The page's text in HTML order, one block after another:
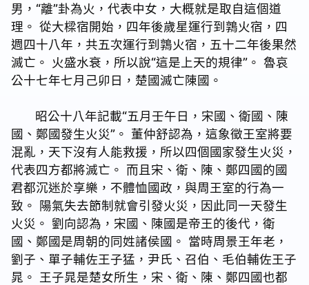
男，“離”卦為火，代表中女，大概就是取自這個道
理。 從大樑宿開始，四年後歲星運行到鶉火宿，四
週四十八年，共五次運行到鶉火宿，五十二年後果然
滅亡。 火盛水衰，所以說“這是上天的規律”。 魯哀
公十七年七月己卯日，楚國滅亡陳國。
昭公十八年記載“五月壬午日，宋國、衛國、陳
國、鄭國發生火災”。 董仲舒認為，這象徵王室將要
混亂，天下沒有人能救援，所以四個國家發生火災，
代表四方都將滅亡。 而且宋、衛、陳、鄭四國的國
君都沉迷於享樂，不體恤國政，與周王室的行為一
致。 陽氣失去節制就會引發火災，因此同一天發生
火災。 劉向認為，宋國、陳國是帝王的後代，衛
國、鄭國是周朝的同姓諸侯國。 當時周景王年老，
劉子、單子輔佐王子猛，尹氏、召伯、毛伯輔佐王子
晁。 王子晁是楚女所生，宋、衛、陳、鄭四國也都